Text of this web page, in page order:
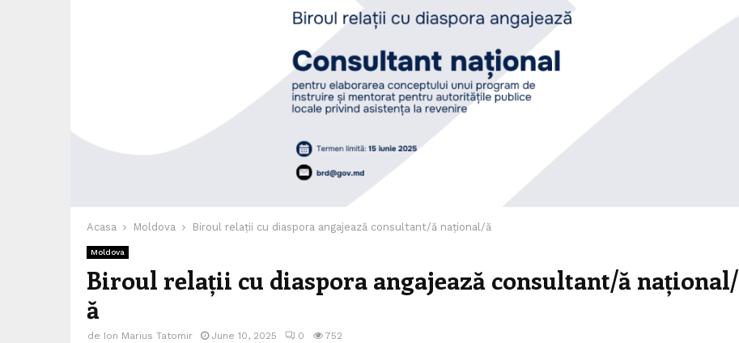
Acasa Moldova Biroul relații cu diaspora angajează consultant/ă național/ă
Moldova
Biroul relații cu diaspora angajează consultant/ă național/
ă
de Ion Marius Tatomir June 10, 2025 0 752